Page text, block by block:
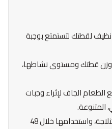
لقطتك لتستمتع بوجبة
قطتك ومستوى نشاطها،
الجاف لإثراء وجبات
المتنوعة.
احفظ العلبة المفتوحة في الثلاجة، واستخدامها خلال 48